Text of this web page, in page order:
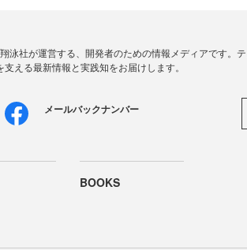
泳社が運営する、開発者のための情報メディアです。
える最新情報と実践知をお届けします。
メールバックナンバー
BOOKS